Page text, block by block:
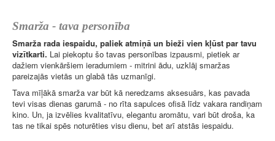
Smarža - tava personība
Smarža rada iespaidu, paliek atmiņā un bieži vien kļūst par tavu
vizītkarti. Lai piekoptu šo tavas personības izpausmi, pietiek ar
dažiem vienkāršiem ieradumiem - mitrini ādu, uzklāj smaržas
pareizajās vietās un glabā tās uzmanīgi.
Tava mīļākā smarža var būt kā neredzams aksesuārs, kas pavada
tevi visas dienas garumā - no rīta sapulces ofisā līdz vakara randiņam
kino. Un, ja izvēlies kvalitatīvu, elegantu aromātu, vari būt droša, ka
tas ne tikai spēs noturēties visu dienu, bet arī atstās iespaidu.